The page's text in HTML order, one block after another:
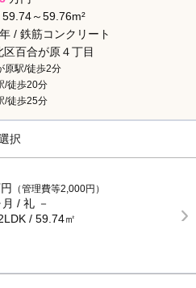
～59.76m²
/ 鉄筋コンクリート
百合が原４丁目
原駅/徒歩2分
/徒歩20分
/徒歩25分
択
（管理費等2,000円）
/ 礼 －
/ 59.74㎡